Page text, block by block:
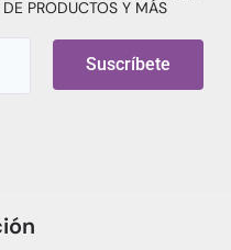
PRODUCTOS Y MÁS
Suscríbete